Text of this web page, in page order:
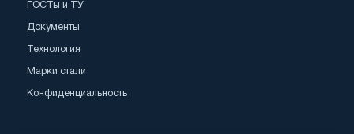
ГОСТы и ТУ
Документы
Технология
Марки стали
Конфиденциальность